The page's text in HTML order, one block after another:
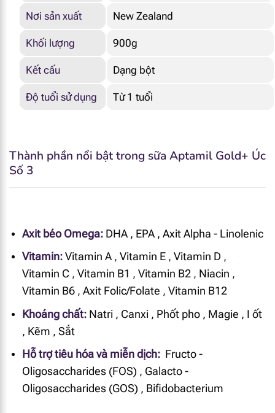
Nơi sản xuất New Zealand
Khối lượng 900g
Kết cấu Dạng bột
Độ tuổi sử dụng Từ 1 tuổi
Thành phần nổi bật trong sữa Aptamil Gold+ Úc
Số 3
Axit béo Omega: DHA, EPA, Axit Alpha - Linolenic
Vitamin: Vitamin A, Vitamin E, Vitamin D ,
Vitamin C, Vitamin B1 , Vitamin B2, Niacin ,
Vitamin B6, Axit Folic/Folate , Vitamin B12
Khoáng chất: Natri, Canxi, Phốt pho, Magie , I ốt
, Kẽm , Sắt
Hỗ trợ tiêu hóa và miễn dịch: Fructo -
Oligosaccharides (FOS) , Galacto -
Oligosaccharides (GOS) , Bifidobacterium